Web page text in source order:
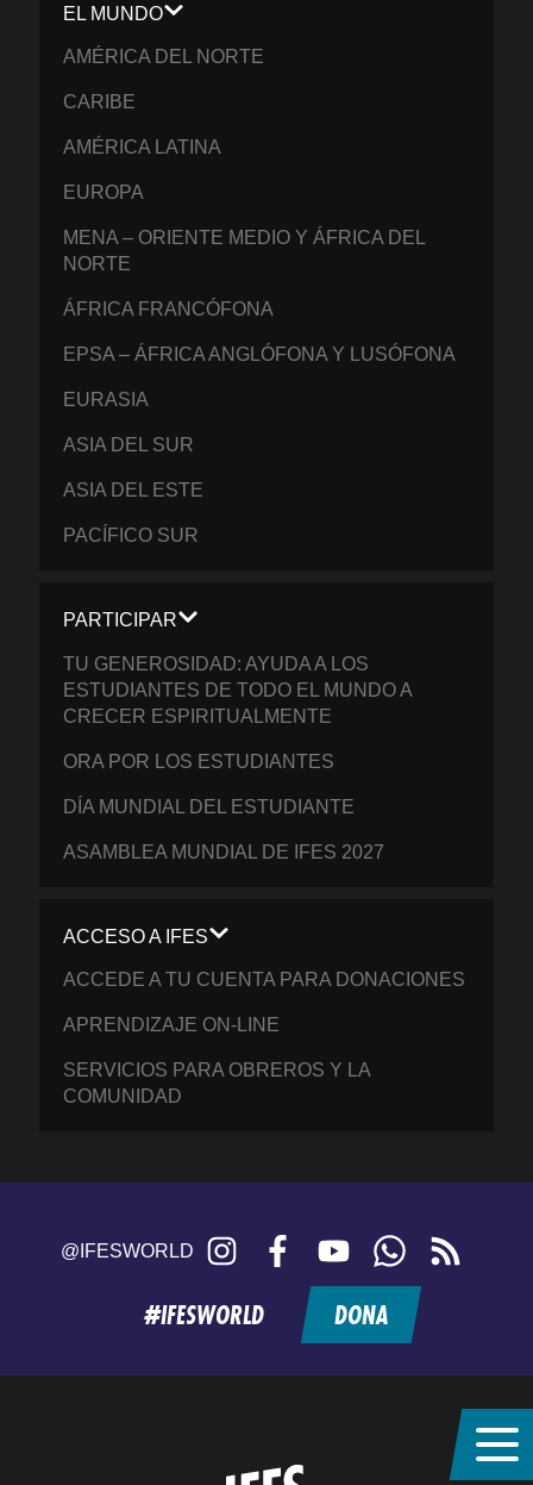
EL MUNDO
AMÉRICA DEL NORTE
CARIBE
AMÉRICA LATINA
EUROPA
MENA – ORIENTE MEDIO Y ÁFRICA DEL
NORTE
ÁFRICA FRANCÓFONA
EPSA – ÁFRICA ANGLÓFONA Y LUSÓFONA
EURASIA
ASIA DEL SUR
ASIA DEL ESTE
PACÍFICO SUR
PARTICIPAR
TU GENEROSIDAD: AYUDA A LOS
ESTUDIANTES DE TODO EL MUNDO A
CRECER ESPIRITUALMENTE
ORA POR LOS ESTUDIANTES
DÍA MUNDIAL DEL ESTUDIANTE
ASAMBLEA MUNDIAL DE IFES 2027
ACCESO A IFES
ACCEDE A TU CUENTA PARA DONACIONES
APRENDIZAJE ON-LINE
SERVICIOS PARA OBREROS Y LA
COMUNIDAD
@IFESWORLD Instagram FacebookYouTubeWhatsApp
feed
#IFESWORLD DONA